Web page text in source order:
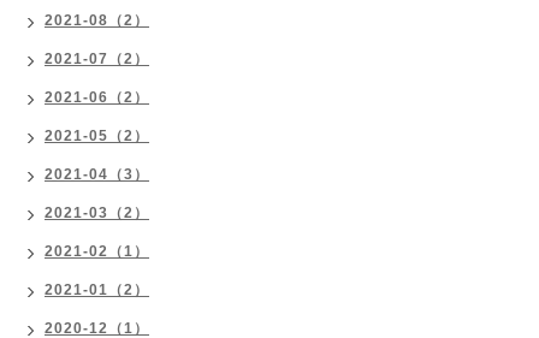
2021-08（2）
2021-07（2）
2021-06（2）
2021-05（2）
2021-04（3）
2021-03（2）
2021-02（1）
2021-01（2）
2020-12（1）